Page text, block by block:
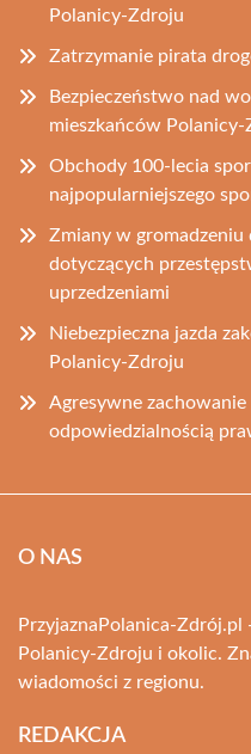
Polanicy-Zdroju
Zatrzymanie pirata
Bezpieczeństwo nad
mieszkańców Polanicy-
Obchody 100-lecia
najpopularniejszego
Zmiany w
dotyczących
uprzedzeniami
Niebezpieczna jazda
Polanicy-Zdroju
Agresywne
odpowiedzialnością
O NAS
PrzyjaznaPolanica-
Polanicy-Zdroju i okolic.
wiadomości z regionu.
REDAKCJA